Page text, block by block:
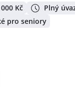
Kč
Plný
pro seniory